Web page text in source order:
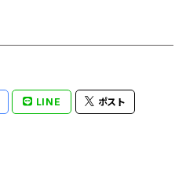
LINE ポスト